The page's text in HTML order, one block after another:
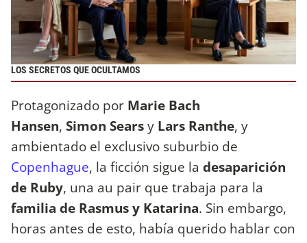
LOS SECRETOS QUE OCULTAMOS
Protagonizado por Marie Bach
Hansen, Simon Searsy Lars Ranthe, y
ambientado el exclusivo suburbio de
Copenhague, la ficción sigue la desaparición
de Ruby, una au pair que trabaja para la
familia de Rasmus y Katarina. Sin embargo,
horas antes de esto, había querido hablar con